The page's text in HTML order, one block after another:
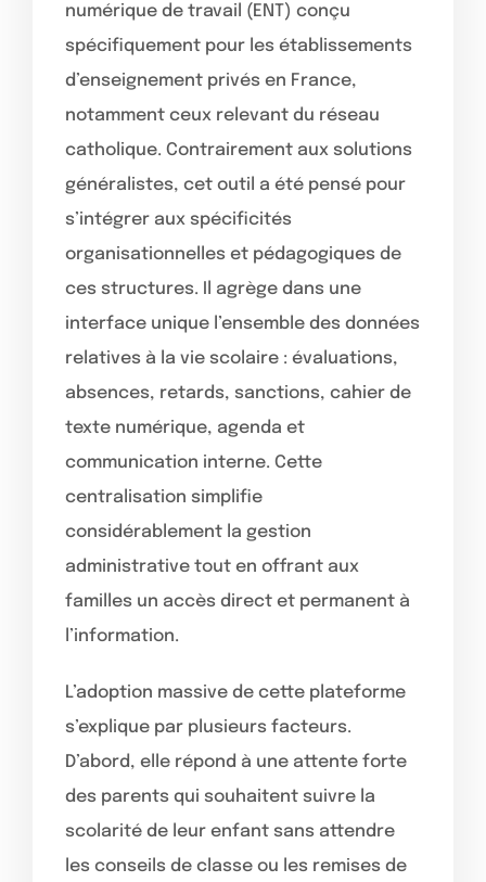
numérique de travail (ENT) conçu
spécifiquement pour les établissements
d’enseignement privés en France,
notamment ceux relevant du réseau
catholique. Contrairement aux solutions
généralistes, cet outil a été pensé pour
s’intégrer aux spécificités
organisationnelles et pédagogiques de
ces structures. Il agrège dans une
interface unique l’ensemble des données
relatives à la vie scolaire : évaluations,
absences, retards, sanctions, cahier de
texte numérique, agenda et
communication interne. Cette
centralisation simplifie
considérablement la gestion
administrative tout en offrant aux
familles un accès direct et permanent à
l’information.
L’adoption massive de cette plateforme
s’explique par plusieurs facteurs.
D’abord, elle répond à une attente forte
des parents qui souhaitent suivre la
scolarité de leur enfant sans attendre
les conseils de classe ou les remises de